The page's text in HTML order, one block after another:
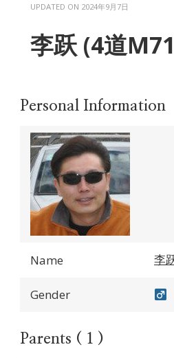
UPDATED ON 2024年9月7日
李跃 (4道
Personal Information
Name 李
Gender
Parents ( 1 )